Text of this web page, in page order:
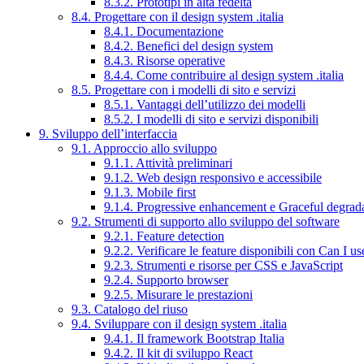
8.4. Progettare con il design system .italia
8.4.1. Documentazione
8.4.2. Benefici del design system
8.4.3. Risorse operative
8.4.4. Come contribuire al design system .italia
8.5. Progettare con i modelli di sito e servizi
8.5.1. Vantaggi dell’utilizzo dei modelli
8.5.2. I modelli di sito e servizi disponibili
9. Sviluppo dell’interfaccia
9.1. Approccio allo sviluppo
9.1.1. Attività preliminari
9.1.2. Web design responsivo e accessibile
9.1.3. Mobile first
9.1.4. Progressive enhancement e Graceful
9.2. Strumenti di supporto allo sviluppo del software
9.2.1. Feature detection
9.2.2. Verificare le feature disponibili con Can I
9.2.3. Strumenti e risorse per CSS e JavaScript
9.2.4. Supporto browser
9.2.5. Misurare le prestazioni
9.3. Catalogo del riuso
9.4. Sviluppare con il design system .italia
9.4.1. Il framework Bootstrap Italia
9.4.2. Il kit di sviluppo React